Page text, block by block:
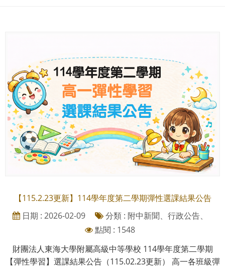
【115.2.23更新】114學年度第二學期彈性選課結果公告
日期 : 2026-02-09
分類 : 附中新聞、行政公告、
點閱 : 1548
財團法人東海大學附屬高級中等學校 114學年度第二學期
【彈性學習】選課結果公告（115.02.23更新） 高一各班級彈